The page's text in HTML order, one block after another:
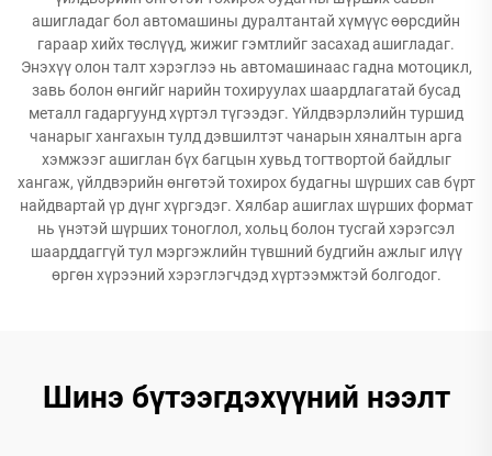
ашигладаг бол автомашины дуралтантай хүмүүс өөрсдийн
гараар хийх төслүүд, жижиг гэмтлийг засахад ашигладаг.
Энэхүү олон талт хэрэглээ нь автомашинаас гадна мотоцикл,
завь болон өнгийг нарийн тохируулах шаардлагатай бусад
металл гадаргуунд хүртэл түгээдэг. Үйлдвэрлэлийн туршид
чанарыг хангахын тулд дэвшилтэт чанарын хяналтын арга
хэмжээг ашиглан бүх багцын хувьд тогтвортой байдлыг
хангаж, үйлдвэрийн өнгөтэй тохирох будагны шүрших сав бүрт
найдвартай үр дүнг хүргэдэг. Хялбар ашиглах шүрших формат
нь үнэтэй шүрших тоноглол, хольц болон тусгай хэрэгсэл
шаарддаггүй тул мэргэжлийн түвшний будгийн ажлыг илүү
өргөн хүрээний хэрэглэгчдэд хүртээмжтэй болгодог.
Шинэ бүтээгдэхүүний нээлт